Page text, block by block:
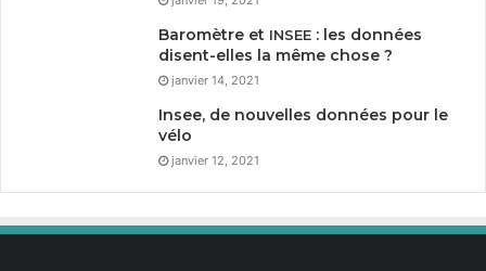
Baromètre et INSEE : les données
disent-elles la même chose ?
janvier 14, 2021
Insee, de nouvelles données pour le
vélo
janvier 12, 2021